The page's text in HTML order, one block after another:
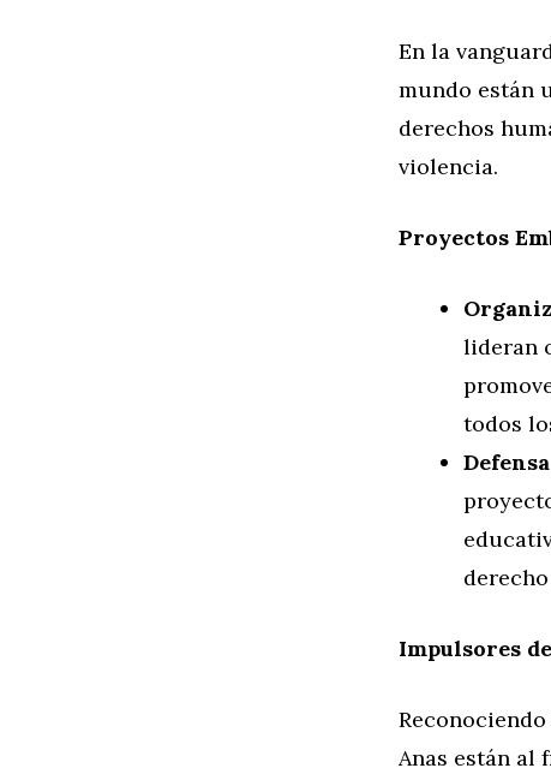
En la
mundo están
derechos
violencia.
Proyectos
lideran
todos
Impulsores
Anas están al